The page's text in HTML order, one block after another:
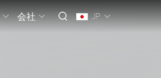
会社 JP